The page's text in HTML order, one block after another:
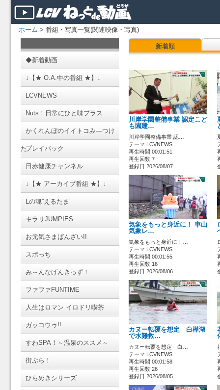
ホーム > 番組・写真一覧(関連映像・写真)
◆新着動画
↓【★ O.A.中の番組 ★】↓
LCVNEWS
Nuts！日常にひと味プラス
かくれんぼのイイトコみ―つけ
たプレイバック
日赤健康チャンネル
↓【★ アーカイブ番組 ★】↓
Lの魂”えるたま”
キラリJUMPIES
お元気さまばんざい!!
スポっち
み～んなげんきっず！
ファファFUNTIME
人生はロマン イロドリ喫茶
ガッコウゥ!!
すわSPA！～温泉のススメ～
街ぶら！
ひらめきシリーズ
新着順
川岸学園整備事業 認定こど
も園建…
川岸学園整備事業 認…
テーマ LCVNEWS
再生時間 00:01:51
再生回数 7
登録日 2026/08/07
気象をもっと身近に！ 車山
気象レ…
気象をもっと身近に！…
テーマ LCVNEWS
再生時間 00:01:55
再生回数 16
登録日 2026/08/06
カヌー転覆を想定 白樺湖
で水難救…
カヌー転覆を想定 白…
テーマ LCVNEWS
再生時間 00:01:58
再生回数 26
登録日 2026/08/05